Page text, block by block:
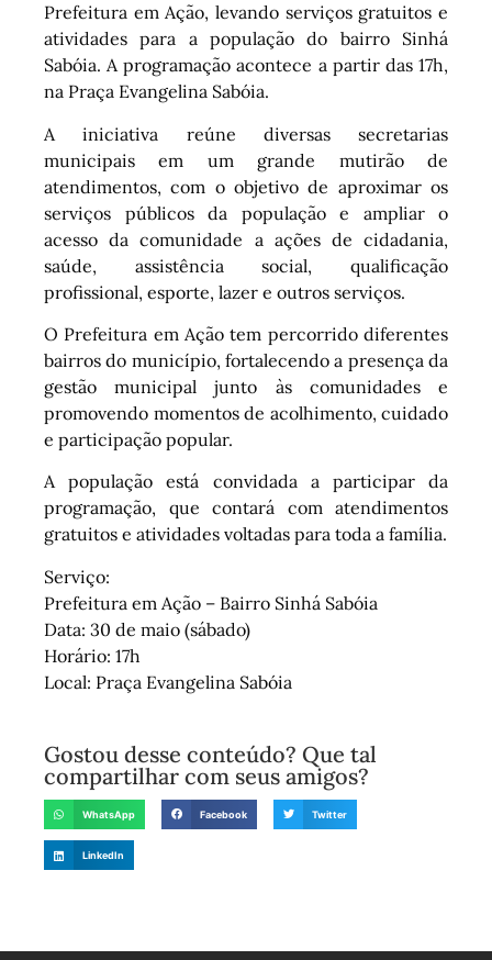
Prefeitura em Ação, levando serviços gratuitos e
atividades para a população do bairro Sinhá
Sabóia. A programação acontece a partir das 17h,
na Praça Evangelina Sabóia.
A iniciativa reúne diversas secretarias
municipais em um grande mutirão de
atendimentos, com o objetivo de aproximar os
serviços públicos da população e ampliar o
acesso da comunidade a ações de cidadania,
saúde, assistência social, qualificação
profissional, esporte, lazer e outros serviços.
O Prefeitura em Ação tem percorrido diferentes
bairros do município, fortalecendo a presença da
gestão municipal junto às comunidades e
promovendo momentos de acolhimento, cuidado
e participação popular.
A população está convidada a participar da
programação, que contará com atendimentos
gratuitos e atividades voltadas para toda a família.
Serviço:
Prefeitura em Ação – Bairro Sinhá Sabóia
Data: 30 de maio (sábado)
Horário: 17h
Local: Praça Evangelina Sabóia
Gostou desse conteúdo? Que tal
compartilhar com seus amigos?
WhatsApp Facebook Twitter
LinkedIn